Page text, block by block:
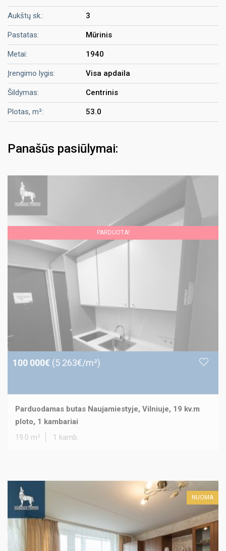
Aukštų sk.: 3
Pastatas: Mūrinis
Metai: 1940
Įrengimo lygis: Visa apdaila
Šildymas: Centrinis
Plotas, m²: 53.0
Panašūs pasiūlymai:
PARDUOTA!
100 000€ (5 263€/m²)
Parduodamas butas Naujamiestyje, Vilniuje, 19 kv.m
ploto, 1 kambariai
19.0 m²
1 kamb.
NUOMA